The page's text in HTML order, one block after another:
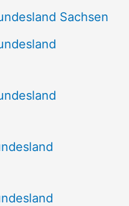
Sachsen